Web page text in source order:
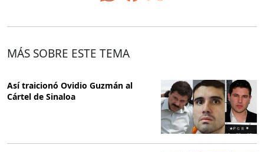
MÁS SOBRE ESTE TEMA
Así traicionó Ovidio Guzmán al
Cártel de Sinaloa